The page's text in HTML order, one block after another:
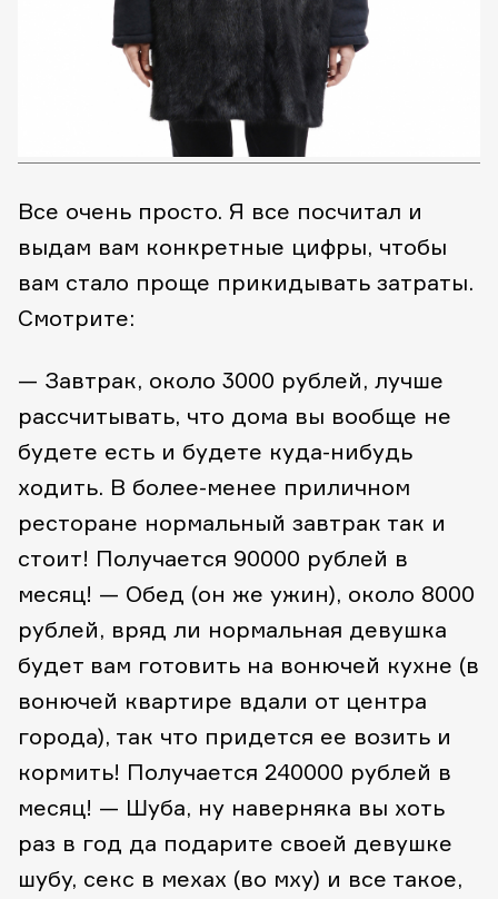
Все очень просто. Я все посчитал и
выдам вам конкретные цифры, чтобы
вам стало проще прикидывать затраты.
Смотрите:
— Завтрак, около 3000 рублей, лучше
рассчитывать, что дома вы вообще не
будете есть и будете куда-нибудь
ходить. В более-менее приличном
ресторане нормальный завтрак так и
стоит! Получается 90000 рублей в
месяц! — Обед (он же ужин), около 8000
рублей, вряд ли нормальная девушка
будет вам готовить на вонючей кухне (в
вонючей квартире вдали от центра
города), так что придется ее возить и
кормить! Получается 240000 рублей в
месяц! — Шуба, ну наверняка вы хоть
раз в год да подарите своей девушке
шубу, секс в мехах (во мху) и все такое,